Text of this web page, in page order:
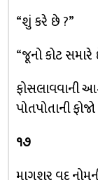
“શું કરે છે ?”
“જૂનો કોટ સમારે
ફોસલાવવાની
પોતપોતાની
૧૭